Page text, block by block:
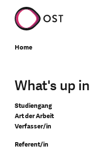
Home
What's up in
Studiengang
Art der Arbeit
Verfasser/in
Referent/in